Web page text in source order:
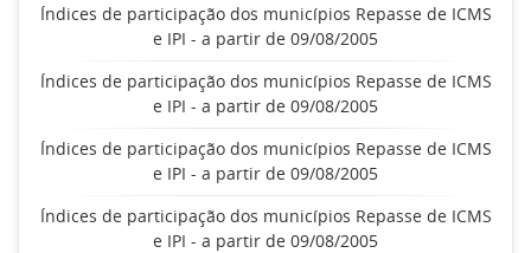
Índices de participação dos municípios Repasse de ICMS
e IPI - a partir de 09/08/2005
Índices de participação dos municípios Repasse de ICMS
e IPI - a partir de 09/08/2005
Índices de participação dos municípios Repasse de ICMS
e IPI - a partir de 09/08/2005
Índices de participação dos municípios Repasse de ICMS
e IPI - a partir de 09/08/2005